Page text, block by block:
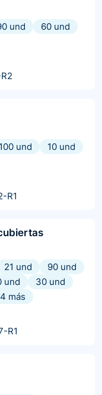
und
60 und
100 und
10 und
R1
21 und
90 und
und
30 und
4 más
R1